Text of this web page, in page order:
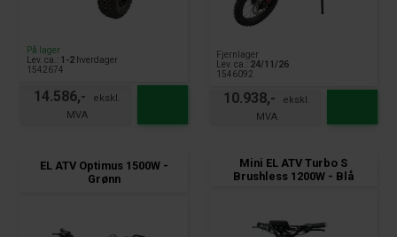
På lager
Lev. ca.: 1-2 hverdager
1542674
14.586,-
Fjernlager
Lev. ca.: 24/11/26
1546092
10.938,-
EL ATV Optimus 1500W -
Grønn
Mini EL ATV Turbo S
Brushless 1200W - Blå